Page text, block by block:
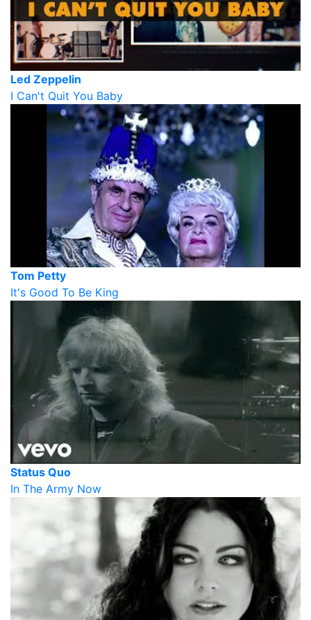
Led Zeppelin
I Can't Quit You Baby
Tom Petty
It's Good To Be King
Status Quo
In The Army Now